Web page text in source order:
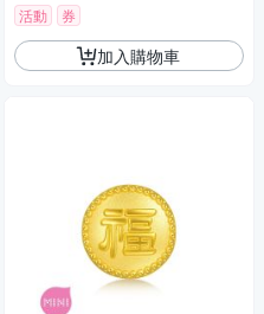
活動 券
加入購物車